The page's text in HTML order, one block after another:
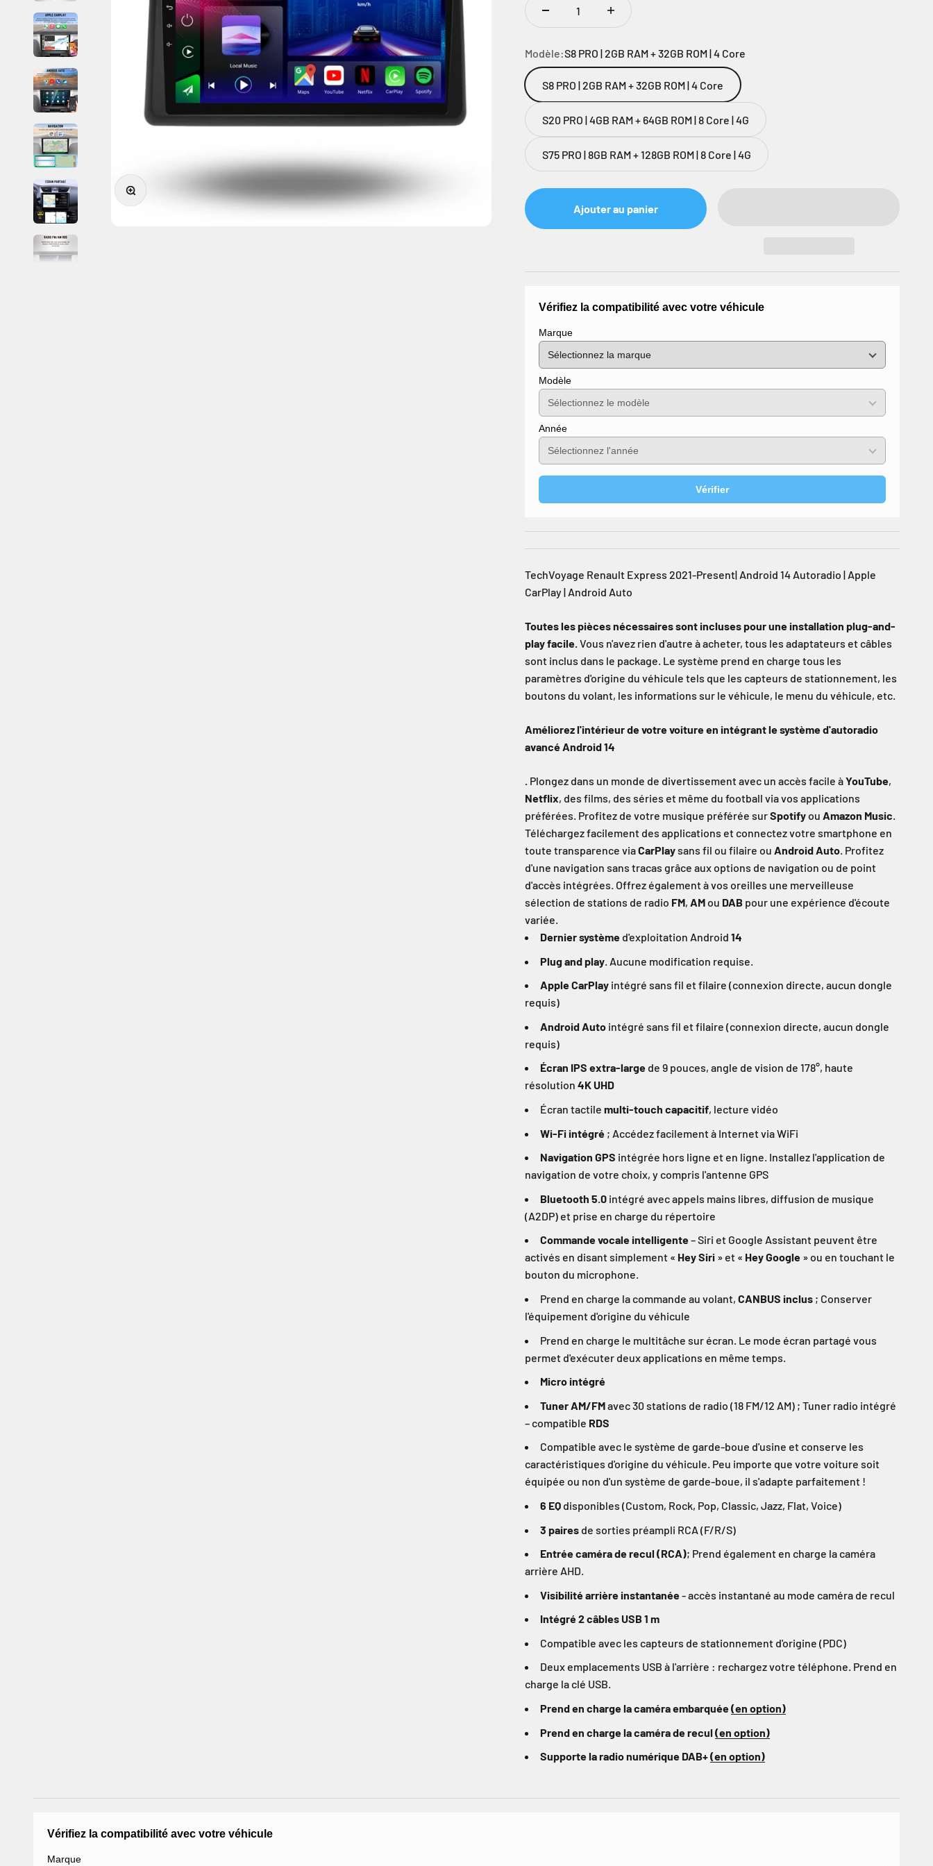
Zoomer sur l'image
Modèle:S8 PRO | 2GB RAM + 32GB ROM | 4 Core
S8 PRO | 2GB RAM + 32GB ROM | 4 Core
S20 PRO | 4GB RAM + 64GB ROM | 8 Core | 4G
S75 PRO | 8GB RAM + 128GB ROM | 8 Core | 4G
Ajouter au panier
Vérifiez la compatibilité avec votre véhicule
Marque
Modèle
Année
Vérifier
TechVoyage Renault Express 2021-Present| Android 14 Autoradio | Apple
CarPlay | Android Auto
Toutes les pièces nécessaires sont incluses pour une installation plug-and-
play facile.Vous n'avez rien d'autre à acheter, tous les adaptateurs et câbles
sont inclus dans le package. Le système prend en charge tous les
paramètres d'origine du véhicule tels que les capteurs de stationnement, les
boutons du volant, les informations sur le véhicule, le menu du véhicule, etc.
Améliorez l'intérieur de votre voiture en intégrant le système d'autoradio
avancé Android 14
. Plongez dans un monde de divertissement avec un accès facile àYouTube,
Netflix, des films, des séries et même du football via vos applications
préférées. Profitez de votre musique préférée surSpotifyou Amazon Music.
Téléchargez facilement des applications et connectez votre smartphone en
toute transparence viaCarPlaysans fil ou filaire ou Android Auto. Profitez
d'une navigation sans tracas grâce aux options de navigation ou de point
d'accès intégrées. Offrez également à vos oreilles une merveilleuse
sélection de stations de radio FM, AMou DAB pour une expérience d'écoute
variée.
Dernier système d'exploitation Android 14
Plug and play . Aucune modification requise.
Apple CarPlay intégré sans fil et filaire (connexion directe, aucun dongle
requis)
Android Auto intégré sans fil et filaire (connexion directe, aucun dongle
requis)
Écran IPS extra-large de 9 pouces, angle de vision de 178°, haute
résolution 4K UHD
Écran tactile multi-touch capacitif, lecture vidéo
Wi-Fi intégré ; Accédez facilement à Internet via WiFi
Navigation GPS intégrée hors ligne et en ligne. Installez l'application de
navigation de votre choix, y compris l'antenne GPS
Bluetooth 5.0 intégré avec appels mains libres, diffusion de musique
(A2DP) et prise en charge du répertoire
Commande vocale intelligente– Siri et Google Assistant peuvent être
activés en disant simplement « Hey Siri » et « Hey Google » ou en touchant le
bouton du microphone.
Prend en charge la commande au volant, CANBUS inclus ; Conserver
l'équipement d'origine du véhicule
Prend en charge le multitâche sur écran. Le mode écran partagé vous
permet d'exécuter deux applications en même temps.
Micro intégré
Tuner AM/FMavec 30 stations de radio (18 FM/12 AM) ; Tuner radio intégré
– compatible RDS
Compatible avec le système de garde-boue d'usine et conserve les
caractéristiques d'origine du véhicule. Peu importe que votre voiture soit
équipée ou non d'un système de garde-boue, il s'adapte parfaitement !
6 EQ disponibles (Custom, Rock, Pop, Classic, Jazz, Flat, Voice)
3 paires de sorties préampli RCA (F/R/S)
Entrée caméra de recul (RCA); Prend également en charge la caméra
arrière AHD.
Visibilité arrière instantanée- accès instantané au mode caméra de recul
Intégré 2 câbles USB 1 m
Compatible avec les capteurs de stationnement d'origine (PDC)
Deux emplacements USB à l'arrière : rechargez votre téléphone. Prend en
charge la clé USB.
Prend en charge la caméra embarquée(en option)
Prend en charge la caméra de recul (en option)
Supporte la radio numérique DAB+(en option)
Vérifiez la compatibilité avec votre véhicule
Marque